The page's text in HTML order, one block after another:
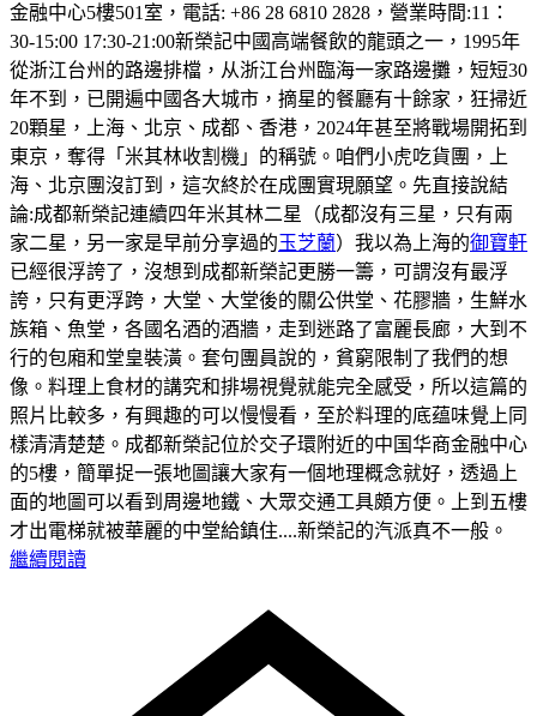
金融中心5樓501室，電話: +86 28 6810 2828，營業時間:11：
30-15:00 17:30-21:00新榮記中國高端餐飲的龍頭之一，1995年
從浙江台州的路邊排檔，从浙江台州臨海一家路邊攤，短短30
年不到，已開遍中國各大城市，摘星的餐廳有十餘家，狂掃近
20顆星，上海、北京、成都、香港，2024年甚至將戰場開拓到
東京，奪得「米其林收割機」的稱號。咱們小虎吃貨團，上
海、北京團沒訂到，這次終於在成團實現願望。先直接說結
論:成都新榮記連續四年米其林二星（成都沒有三星，只有兩
家二星，另一家是早前分享過的玉芝蘭）我以為上海的御寶軒
已經很浮誇了，沒想到成都新榮記更勝一籌，可謂沒有最浮
誇，只有更浮跨，大堂、大堂後的關公供堂、花膠牆，生鮮水
族箱、魚堂，各國名酒的酒牆，走到迷路了富麗長廊，大到不
行的包廂和堂皇裝潢。套句團員說的，貧窮限制了我們的想
像。料理上食材的講究和排場視覺就能完全感受，所以這篇的
照片比較多，有興趣的可以慢慢看，至於料理的底蕴味覺上同
樣清清楚楚。 成都新榮記位於交子環附近的中国华商金融中心
的5樓，簡單捉一張地圖讓大家有一個地理概念就好，透過上
面的地圖可以看到周邊地鐵、大眾交通工具頗方便。
上到五樓
才出電梯就被華麗的中堂給鎮住....新榮記的汽派真不一般。
繼續閱讀